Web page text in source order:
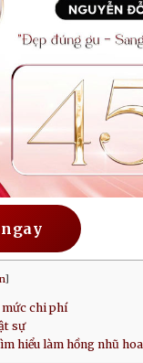
]
mức chi phí
sự
hiểu làm hồng nhũ